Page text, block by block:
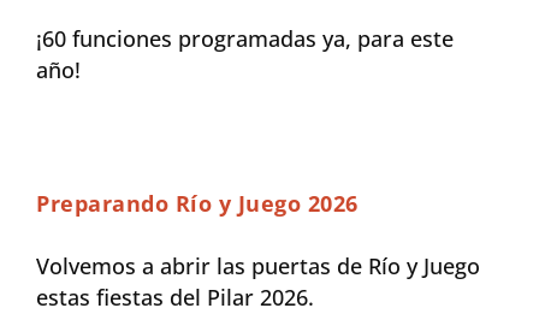
¡60 funciones programadas ya, para este
año!
Preparando Río y Juego 2026
Volvemos a abrir las puertas de Río y Juego
estas fiestas del Pilar 2026.